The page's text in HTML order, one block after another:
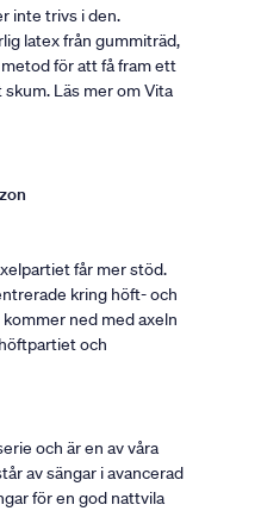
inte trivs i den.
latex från gummiträd,
för att få fram ett
Läs mer om Vita
får mer stöd.
kring höft- och
ned med axeln
och
och är en av våra
av sängar i avancerad
för en god nattvila